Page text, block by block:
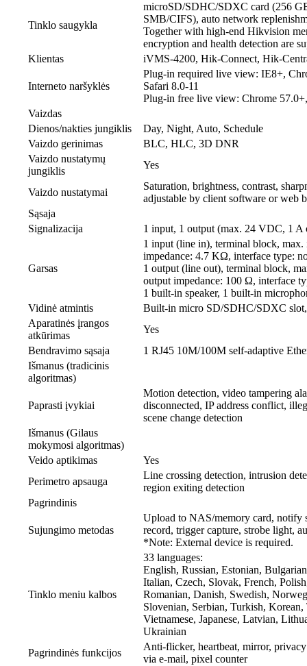
Tinklo saugykla
microSD/SDHC/SDXC card (256
SMB/CIFS), auto network
Together with high-end Hikvision
encryption and health detection are
Klientas
iVMS-4200, Hik-Connect, Hik-
Interneto naršyklės
Plug-in required live view: IE8+,
Safari 8.0-11
Plug-in free live view: Chrome
Vaizdas
Dienos/nakties jungiklis
Day, Night, Auto, Schedule
Vaizdo gerinimas
BLC, HLC, 3D DNR
Vaizdo nustatymų
jungiklis
Yes
Vaizdo nustatymai
Saturation, brightness, contrast,
adjustable by client software or web
Sąsaja
Signalizacija
1 input, 1 output (max. 24 VDC, 1
Garsas
1 input (line in), terminal block,
impedance: 4.7 KΩ, interface type:
1 output (line out), terminal block,
output impedance: 100 Ω, interface
1 built-in speaker, 1 built-in
Vidinė atmintis
Built-in micro SD/SDHC/SDXC
Aparatinės įrangos
atkūrimas
Yes
Bendravimo sąsaja
1 RJ45 10M/100M self-adaptive
Išmanus (tradicinis
algoritmas)
Paprasti įvykiai
Motion detection, video tampering
disconnected, IP address conflict,
scene change detection
Išmanus (Gilaus
mokymosi algoritmas)
Veido aptikimas
Yes
Perimetro apsauga
Line crossing detection, intrusion
region exiting detection
Pagrindinis
Sujungimo metodas
Upload to NAS/memory card, notify
record, trigger capture, strobe light,
*Note: External device is required.
Tinklo meniu kalbos
33 languages:
English, Russian, Estonian,
Italian, Czech, Slovak, French,
Romanian, Danish, Swedish,
Slovenian, Serbian, Turkish,
Vietnamese, Japanese, Latvian,
Ukrainian
Pagrindinės funkcijos
Anti-flicker, heartbeat, mirror,
via e-mail, pixel counter